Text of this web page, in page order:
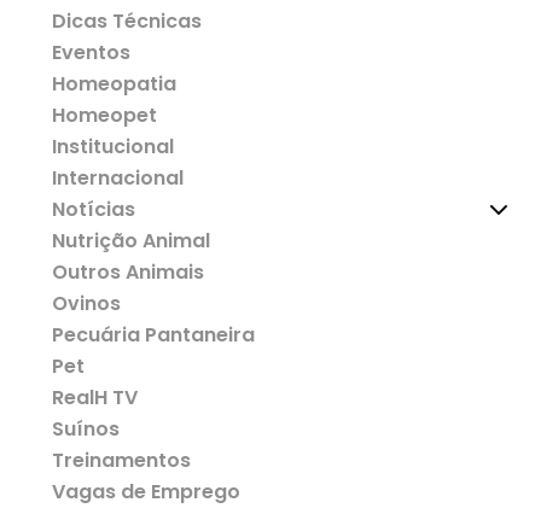
Dicas Técnicas
Eventos
Homeopatia
Homeopet
Institucional
Internacional
Notícias
Nutrição Animal
Outros Animais
Ovinos
Pecuária Pantaneira
Pet
RealH TV
Suínos
Treinamentos
Vagas de Emprego